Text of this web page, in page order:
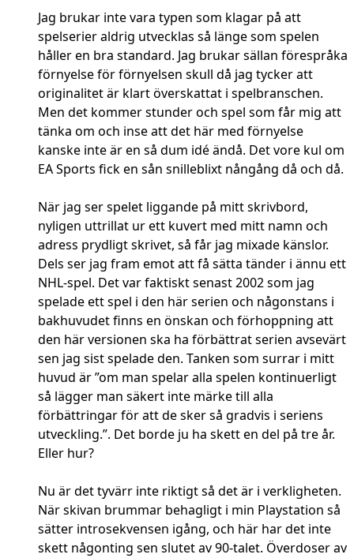
Jag brukar inte vara typen som klagar på att
spelserier aldrig utvecklas så länge som spelen
håller en bra standard. Jag brukar sällan förespråka
förnyelse för förnyelsen skull då jag tycker att
originalitet är klart överskattat i spelbranschen.
Men det kommer stunder och spel som får mig att
tänka om och inse att det här med förnyelse
kanske inte är en så dum idé ändå. Det vore kul om
EA Sports fick en sån snilleblixt nångång då och då.
När jag ser spelet liggande på mitt skrivbord,
nyligen uttrillat ur ett kuvert med mitt namn och
adress prydligt skrivet, så får jag mixade känslor.
Dels ser jag fram emot att få sätta tänder i ännu ett
NHL-spel. Det var faktiskt senast 2002 som jag
spelade ett spel i den här serien och någonstans i
bakhuvudet finns en önskan och förhoppning att
den här versionen ska ha förbättrat serien avsevärt
sen jag sist spelade den. Tanken som surrar i mitt
huvud är ”om man spelar alla spelen kontinuerligt
så lägger man säkert inte märke till alla
förbättringar för att de sker så gradvis i seriens
utveckling.”. Det borde ju ha skett en del på tre år.
Eller hur?
Nu är det tyvärr inte riktigt så det är i verkligheten.
När skivan brummar behagligt i min Playstation så
sätter introsekvensen igång, och här har det inte
skett någonting sen slutet av 90-talet. Överdoser av